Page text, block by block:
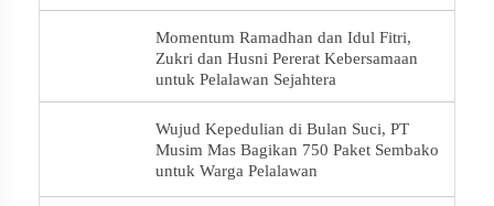
Momentum Ramadhan dan Idul Fitri,
Zukri dan Husni Pererat Kebersamaan
untuk Pelalawan Sejahtera
Wujud Kepedulian di Bulan Suci, PT
Musim Mas Bagikan 750 Paket Sembako
untuk Warga Pelalawan